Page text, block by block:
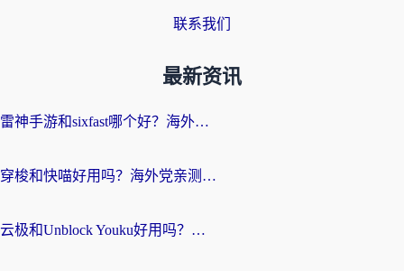
联系我们
最新资讯
雷神手游和sixfast哪个好？海外党亲测3款回国加速器，教你选对不踩坑
穿梭和快喵好用吗？海外党亲测：小众加速器对比+番茄加速器深度体验
云极和Unblock Youku好用吗？海外党亲测+2026回国加速器避坑指南